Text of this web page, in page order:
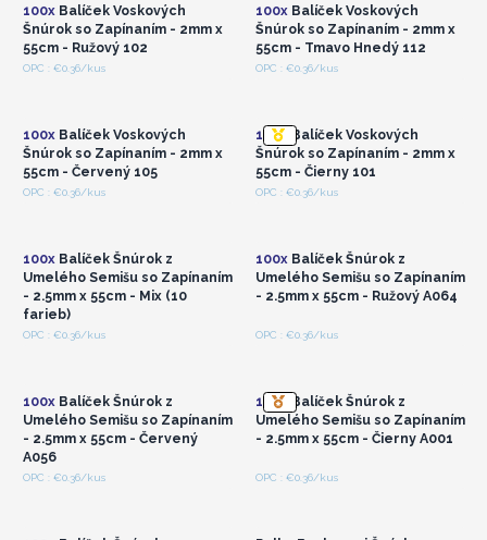
100xBalíček Voskových
Šnúrok so Zapínaním - 2mm x
55cm - Ružový 102
OPC : €0.36/kus
100xBalíček Voskových
Šnúrok so Zapínaním - 2mm x
55cm - Tmavo Hnedý 112
OPC : €0.36/kus
Prihláste sa alebo
100xBalíček Voskových
Šnúrok so Zapínaním - 2mm x
55cm - Červený 105
OPC : €0.36/kus
Prihláste sa alebo
100x
Balíček Voskových
Šnúrok so Zapínaním - 2mm x
55cm - Čierny 101
OPC : €0.36/kus
Prihláste sa alebo
100xBalíček Šnúrok z
Umelého Semišu so Zapínaním
- 2.5mm x 55cm - Mix (10
farieb)
OPC : €0.36/kus
Prihláste sa alebo
100xBalíček Šnúrok z
Umelého Semišu so Zapínaním
- 2.5mm x 55cm - Ružový A064
OPC : €0.36/kus
Prihláste sa alebo
100xBalíček Šnúrok z
Umelého Semišu so Zapínaním
- 2.5mm x 55cm - Červený
A056
OPC : €0.36/kus
Prihláste sa alebo
100x
Balíček Šnúrok z
Umelého Semišu so Zapínaním
- 2.5mm x 55cm - Čierny A001
OPC : €0.36/kus
Prihláste sa alebo
Prihláste sa alebo